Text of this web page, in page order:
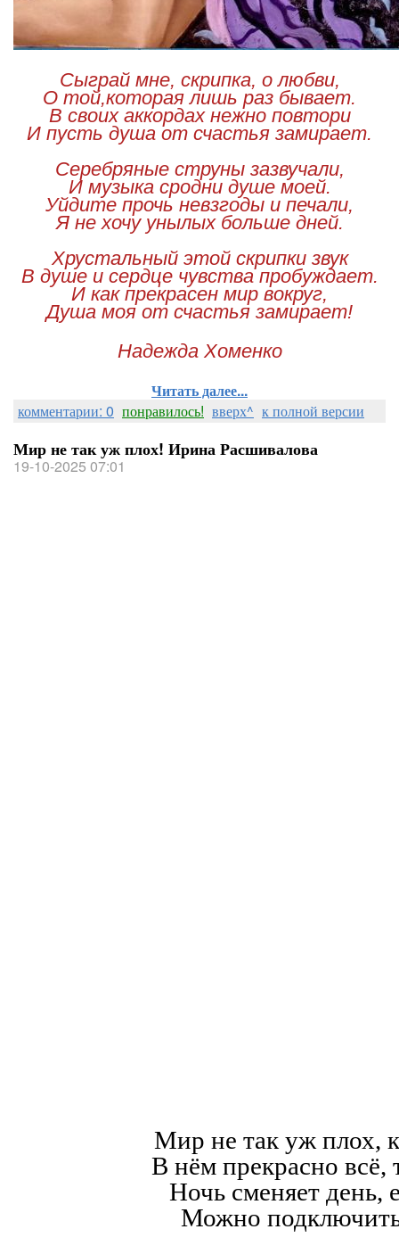
Сыграй мне, скрипка, о любви,
О той,которая лишь раз бывает.
В своих аккордах нежно повтори
И пусть душа от счастья замирает.
Серебряные струны зазвучали,
И музыка сродни душе моей.
Уйдите прочь невзгоды и печали,
Я не хочу унылых больше дней.
Хрустальный этой скрипки звук
В душе и сердце чувства пробуждает.
И как прекрасен мир вокруг,
Душа моя от счастья замирает!
Надежда Хоменко
Читать далее...
комментарии: 0 понравилось! вверх^ к полной версии
Мир не так уж плох! Ирина Расшивалова
19-10-2025 07:01
Мир не так уж плох,
В нём прекрасно всё,
Ночь сменяет день,
Можно